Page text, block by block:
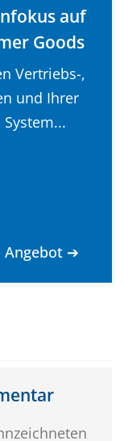
auf
Goods
Vertriebs-,
und Ihrer
Angebot ➔